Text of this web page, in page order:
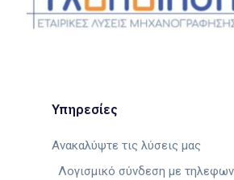
Υπηρεσίες
Ανακαλύψτε τις λύσεις μας
Λογισμικό σύνδεση με